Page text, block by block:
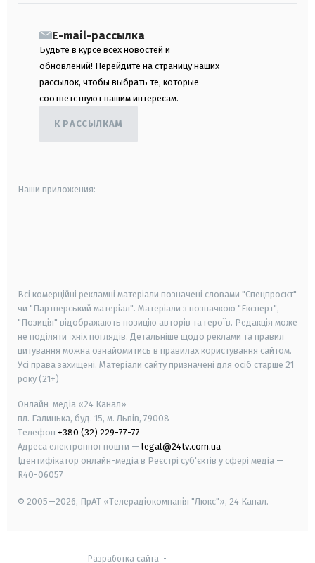
E-mail-рассылка
Будьте в курсе всех новостей и
обновлений! Перейдите на страницу наших
рассылок, чтобы выбрать те, которые
соответствуют вашим интересам.
К РАССЫЛКАМ
Наши приложения:
Всі комерційні рекламні матеріали позначені словами "Спецпроєкт"
чи "Партнерський матеріал". Матеріали з позначкою "Експерт",
"Позиція" відображають позицію авторів та героїв. Редакція може
не поділяти їхніх поглядів. Детальніше щодо реклами та правил
цитування можна ознайомитись в правилах користування сайтом.
Усі права захищені. Матеріали сайту призначені для осіб старше 21
року (21+)
Онлайн-медіа «24 Канал»
пл. Галицька, буд. 15, м. Львів, 79008
Телефон +380 (32) 229-77-77
Адреса електронної пошти — legal@24tv.com.ua
Ідентифікатор онлайн-медіа в Реєстрі суб'єктів у сфері медіа —
R40-06057
© 2005—2026, ПрАТ «Телерадіокомпанія "Люкс"», 24 Канал.
Разработка сайта -